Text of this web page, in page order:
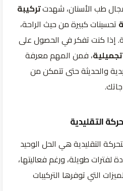
طب الأسنان، شهدتتركيبة
تحسينات كبيرة من حيث الراحة،
إذا كنت تفكر في الحصول على
، فمن المهم معرفة
والحديثة حتى تتمكن من
التقليدية هي الحل الوحيد
لفترات طويلة، ورغم فعاليتها،
التي توفرها التركيبات